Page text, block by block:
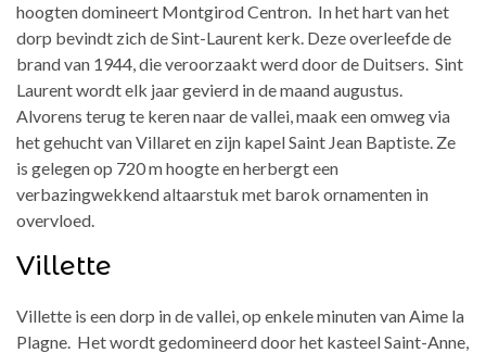
hoogten domineert Montgirod Centron. In het hart van het
dorp bevindt zich de Sint-Laurent kerk. Deze overleefde de
brand van 1944, die veroorzaakt werd door de Duitsers. Sint
Laurent wordt elk jaar gevierd in de maand augustus.
Alvorens terug te keren naar de vallei, maak een omweg via
het gehucht van Villaret en zijn kapel Saint Jean Baptiste. Ze
is gelegen op 720 m hoogte en herbergt een
verbazingwekkend altaarstuk met barok ornamenten in
overvloed.
Villette
Villette is een dorp in de vallei, op enkele minuten van Aime la
Plagne. Het wordt gedomineerd door het kasteel Saint-Anne,